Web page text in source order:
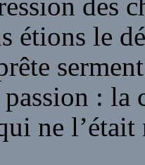
étions le
passion :
ne